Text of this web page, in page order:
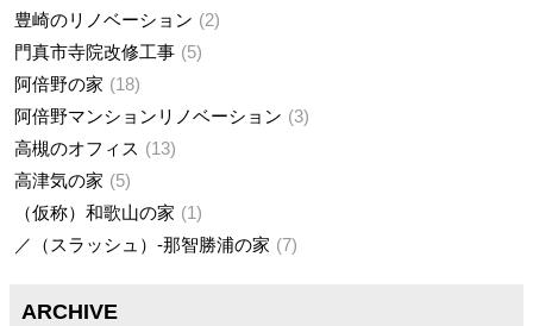
豊崎のリノベーション
2
門真市寺院改修工事
5
阿倍野の家
18
阿倍野マンションリノベーション
3
高槻のオフィス
13
高津気の家
5
（仮称）和歌山の家
1
／（スラッシュ）-那智勝浦の家
7
ARCHIVE